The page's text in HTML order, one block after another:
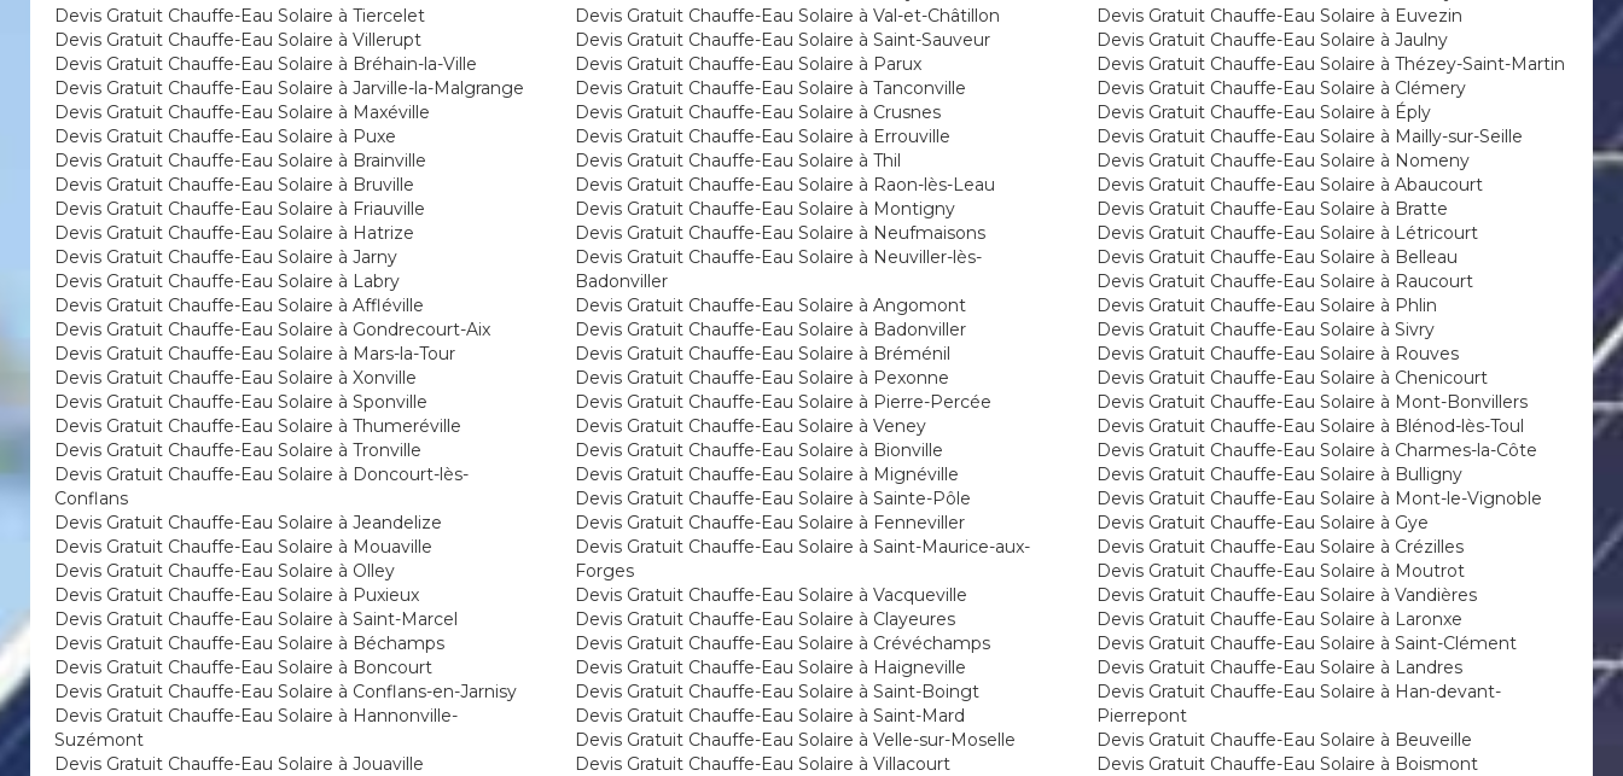
Devis Gratuit Chauffe-Eau Solaire à Tiercelet
Devis Gratuit Chauffe-Eau Solaire à Villerupt
Devis Gratuit Chauffe-Eau Solaire à Bréhain-la-Ville
Devis Gratuit Chauffe-Eau Solaire à Jarville-la-Malgrange
Devis Gratuit Chauffe-Eau Solaire à Maxéville
Devis Gratuit Chauffe-Eau Solaire à Puxe
Devis Gratuit Chauffe-Eau Solaire à Brainville
Devis Gratuit Chauffe-Eau Solaire à Bruville
Devis Gratuit Chauffe-Eau Solaire à Friauville
Devis Gratuit Chauffe-Eau Solaire à Hatrize
Devis Gratuit Chauffe-Eau Solaire à Jarny
Devis Gratuit Chauffe-Eau Solaire à Labry
Devis Gratuit Chauffe-Eau Solaire à Affléville
Devis Gratuit Chauffe-Eau Solaire à Gondrecourt-Aix
Devis Gratuit Chauffe-Eau Solaire à Mars-la-Tour
Devis Gratuit Chauffe-Eau Solaire à Xonville
Devis Gratuit Chauffe-Eau Solaire à Sponville
Devis Gratuit Chauffe-Eau Solaire à Thumeréville
Devis Gratuit Chauffe-Eau Solaire à Tronville
Devis Gratuit Chauffe-Eau Solaire à Doncourt-lès-
Conflans
Devis Gratuit Chauffe-Eau Solaire à Jeandelize
Devis Gratuit Chauffe-Eau Solaire à Mouaville
Devis Gratuit Chauffe-Eau Solaire à Olley
Devis Gratuit Chauffe-Eau Solaire à Puxieux
Devis Gratuit Chauffe-Eau Solaire à Saint-Marcel
Devis Gratuit Chauffe-Eau Solaire à Béchamps
Devis Gratuit Chauffe-Eau Solaire à Boncourt
Devis Gratuit Chauffe-Eau Solaire à Conflans-en-Jarnisy
Devis Gratuit Chauffe-Eau Solaire à Hannonville-
Suzémont
Devis Gratuit Chauffe-Eau Solaire à Jouaville
Devis Gratuit Chauffe-Eau Solaire à Val-et-Châtillon
Devis Gratuit Chauffe-Eau Solaire à Saint-Sauveur
Devis Gratuit Chauffe-Eau Solaire à Parux
Devis Gratuit Chauffe-Eau Solaire à Tanconville
Devis Gratuit Chauffe-Eau Solaire à Crusnes
Devis Gratuit Chauffe-Eau Solaire à Errouville
Devis Gratuit Chauffe-Eau Solaire à Thil
Devis Gratuit Chauffe-Eau Solaire à Raon-lès-Leau
Devis Gratuit Chauffe-Eau Solaire à Montigny
Devis Gratuit Chauffe-Eau Solaire à Neufmaisons
Devis Gratuit Chauffe-Eau Solaire à Neuviller-lès-
Badonviller
Devis Gratuit Chauffe-Eau Solaire à Angomont
Devis Gratuit Chauffe-Eau Solaire à Badonviller
Devis Gratuit Chauffe-Eau Solaire à Bréménil
Devis Gratuit Chauffe-Eau Solaire à Pexonne
Devis Gratuit Chauffe-Eau Solaire à Pierre-Percée
Devis Gratuit Chauffe-Eau Solaire à Veney
Devis Gratuit Chauffe-Eau Solaire à Bionville
Devis Gratuit Chauffe-Eau Solaire à Mignéville
Devis Gratuit Chauffe-Eau Solaire à Sainte-Pôle
Devis Gratuit Chauffe-Eau Solaire à Fenneviller
Devis Gratuit Chauffe-Eau Solaire à Saint-Maurice-aux-
Forges
Devis Gratuit Chauffe-Eau Solaire à Vacqueville
Devis Gratuit Chauffe-Eau Solaire à Clayeures
Devis Gratuit Chauffe-Eau Solaire à Crévéchamps
Devis Gratuit Chauffe-Eau Solaire à Haigneville
Devis Gratuit Chauffe-Eau Solaire à Saint-Boingt
Devis Gratuit Chauffe-Eau Solaire à Saint-Mard
Devis Gratuit Chauffe-Eau Solaire à Velle-sur-Moselle
Devis Gratuit Chauffe-Eau Solaire à Villacourt
Devis Gratuit Chauffe-Eau Solaire à Euvezin
Devis Gratuit Chauffe-Eau Solaire à Jaulny
Devis Gratuit Chauffe-Eau Solaire à Thézey-Saint-Martin
Devis Gratuit Chauffe-Eau Solaire à Clémery
Devis Gratuit Chauffe-Eau Solaire à Éply
Devis Gratuit Chauffe-Eau Solaire à Mailly-sur-Seille
Devis Gratuit Chauffe-Eau Solaire à Nomeny
Devis Gratuit Chauffe-Eau Solaire à Abaucourt
Devis Gratuit Chauffe-Eau Solaire à Bratte
Devis Gratuit Chauffe-Eau Solaire à Létricourt
Devis Gratuit Chauffe-Eau Solaire à Belleau
Devis Gratuit Chauffe-Eau Solaire à Raucourt
Devis Gratuit Chauffe-Eau Solaire à Phlin
Devis Gratuit Chauffe-Eau Solaire à Sivry
Devis Gratuit Chauffe-Eau Solaire à Rouves
Devis Gratuit Chauffe-Eau Solaire à Chenicourt
Devis Gratuit Chauffe-Eau Solaire à Mont-Bonvillers
Devis Gratuit Chauffe-Eau Solaire à Blénod-lès-Toul
Devis Gratuit Chauffe-Eau Solaire à Charmes-la-Côte
Devis Gratuit Chauffe-Eau Solaire à Bulligny
Devis Gratuit Chauffe-Eau Solaire à Mont-le-Vignoble
Devis Gratuit Chauffe-Eau Solaire à Gye
Devis Gratuit Chauffe-Eau Solaire à Crézilles
Devis Gratuit Chauffe-Eau Solaire à Moutrot
Devis Gratuit Chauffe-Eau Solaire à Vandières
Devis Gratuit Chauffe-Eau Solaire à Laronxe
Devis Gratuit Chauffe-Eau Solaire à Saint-Clément
Devis Gratuit Chauffe-Eau Solaire à Landres
Devis Gratuit Chauffe-Eau Solaire à Han-devant-
Pierrepont
Devis Gratuit Chauffe-Eau Solaire à Beuveille
Devis Gratuit Chauffe-Eau Solaire à Boismont